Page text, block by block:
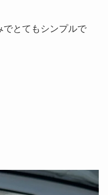
でとてもシンプルで